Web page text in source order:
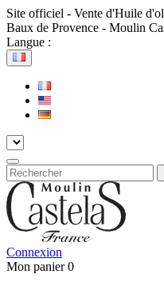
Site officiel - Vente d'Huile
Baux de Provence - Moulin
Langue :
Connexion
Mon panier 0